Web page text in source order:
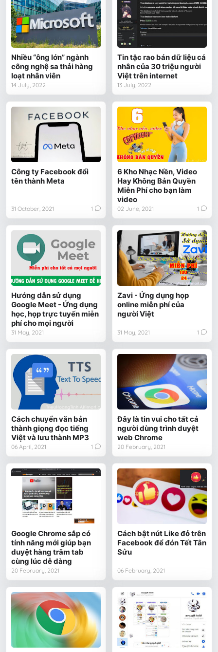
Nhiều “ông lớn” ngành
công nghệ sa thải hàng
loạt nhân viên
14 July, 2022
Tin tặc rao bán dữ liệu cá
nhân của 30 triệu người
Việt trên internet
13 July, 2022
Công ty Facebook đổi
tên thành Meta
31 October, 2021 1
6 Kho Nhạc Nền, Video
Hay Không Bản Quyền
Miễn Phí cho bạn làm
video
02 June, 2021 1
Hướng dẫn sử dụng
Google Meet - Ứng dụng
học, họp trực tuyến miễn
phí cho mọi người
31 May, 2021
Zavi - Ứng dụng họp
online miễn phí của
người Việt
31 May, 2021 1
Cách chuyển văn bản
thành giọng đọc tiếng
Việt và lưu thành MP3
06 April, 2021 1
Đây là tin vui cho tất cả
người dùng trình duyệt
web Chrome
20 February, 2021
Google Chrome sắp có
tính năng mới giúp bạn
duyệt hàng trăm tab
cùng lúc dễ dàng
20 February, 2021
Cách bật nút Like đỏ trên
Facebook để đón Tết Tân
Sửu
06 February, 2021